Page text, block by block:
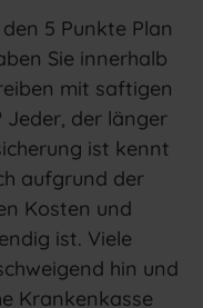
5 Punkte Plan
Sie innerhalb
mit saftigen
Jeder, der länger
ist kennt
aufgrund der
Kosten und
ist. Viele
hin und
Krankenkasse